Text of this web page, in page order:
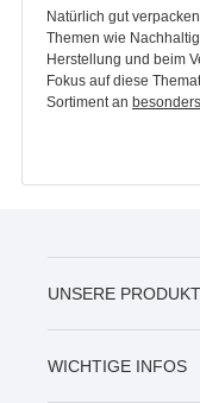
Natürlich gut
Themen wie
Herstellung und beim
Fokus auf diese
Sortiment an
UNSERE
WICHTIGE INFOS